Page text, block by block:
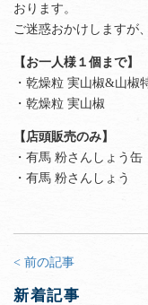
おります。
ご迷惑おかけしますが
【お一人様１個まで】
・乾燥粒 実山椒&山椒
・乾燥粒 実山椒
【店頭販売のみ】
・有馬 粉さんしょう缶
・有馬 粉さんしょう
< 前の記事
新着記事